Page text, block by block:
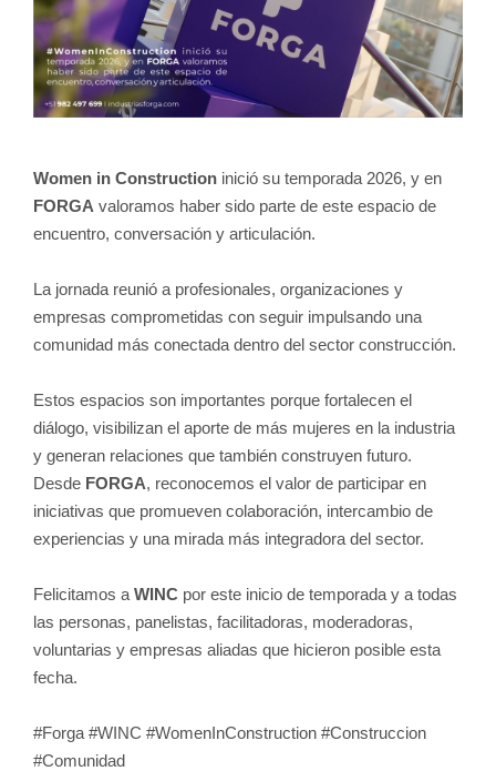
Women in Construction inició su temporada 2026, y en
FORGA valoramos haber sido parte de este espacio de
encuentro, conversación y articulación.
La jornada reunió a profesionales, organizaciones y
empresas comprometidas con seguir impulsando una
comunidad más conectada dentro del sector construcción.
Estos espacios son importantes porque fortalecen el
diálogo, visibilizan el aporte de más mujeres en la industria
y generan relaciones que también construyen futuro.
Desde FORGA, reconocemos el valor de participar en
iniciativas que promueven colaboración, intercambio de
experiencias y una mirada más integradora del sector.
Felicitamos a WINC por este inicio de temporada y a todas
las personas, panelistas, facilitadoras, moderadoras,
voluntarias y empresas aliadas que hicieron posible esta
fecha.
#Forga #WINC #WomenInConstruction #Construccion
#Comunidad